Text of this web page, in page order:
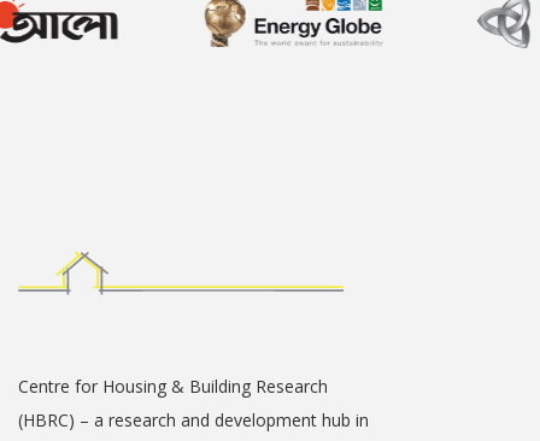
Centre for Housing & Building Research
(HBRC) – a research and development hub in